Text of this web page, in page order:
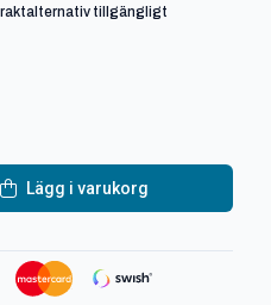
tillgängligt
Lägg i varukorg